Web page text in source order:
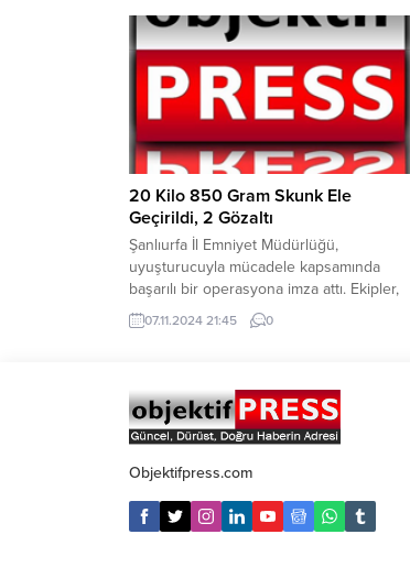
Polis Haftası kapsamında Emniyet
Müdürü Erdem Bildirici ve personelleri
bugün Vali Hasan Şıldak’ı ziyaret etti. Vali
Şıldak, Şanlıurfa’nın her zaman huzur...
20 Kilo 850 Gram Skunk Ele
Geçirildi, 2 Gözaltı
Şanlıurfa İl Emniyet Müdürlüğü,
uyuşturucuyla mücadele kapsamında
başarılı bir operasyona imza attı. Ekipler,
kent genelinde yaptıkları titiz çalışmalar
sonucunda, 20 Kilo 850 Gram skunk
Emniyet Müdürlüğü tarafından yapılan
açıklamada, uyuşturucu madde ticaretiyle
mücadeleye yönelik yürütülen
çalışmaların kararlılıkla devam edeceği
ve...
07.11.2024 21:45 0
Objektifpress.com